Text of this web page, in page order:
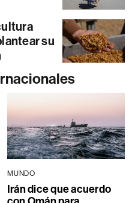
su
MUNDO
Irán dice que acuerdo